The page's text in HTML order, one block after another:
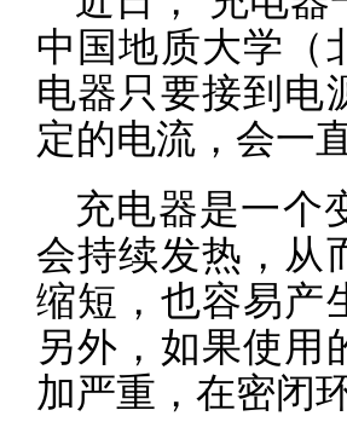
中国地质大学（
电器只要接到电
定的电流，会一
充电器是一个
会持续发热，从
缩短，也容易产
另外，如果使用
加严重，在密闭